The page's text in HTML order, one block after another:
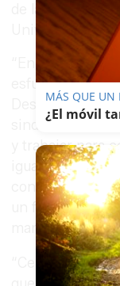
de la Mujer del
Universidad.
“En CSIF
esfuerzo de las
Desde todas
sindical,
y trabajar para
igualdad sea
conjuntamente
un futuro con
manifiesto de
“Celebramos
MÁS QUE UN
¿El móvil